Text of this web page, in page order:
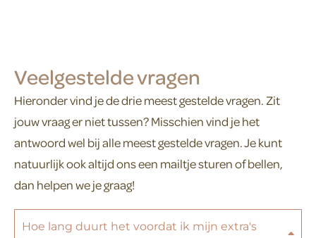
Veelgestelde vragen
Hieronder vind je de drie meest gestelde vragen. Zit
jouw vraag er niet tussen? Misschien vind je het
antwoord wel bij alle meest gestelde vragen. Je kunt
natuurlijk ook altijd ons een mailtje sturen of bellen,
dan helpen we je graag!
Hoe lang duurt het voordat ik mijn extra's